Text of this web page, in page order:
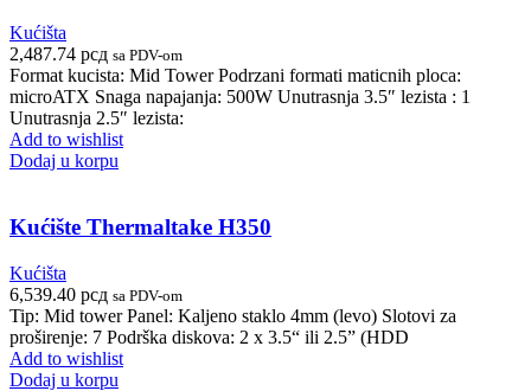
Kućišta
2,487.74 рсд sa PDV-om
Format kucista: Mid Tower Podrzani formati maticnih ploca:
microATX Snaga napajanja: 500W Unutrasnja 3.5″ lezista : 1
Unutrasnja 2.5″ lezista:
Add to wishlist
Dodaj u korpu
Kućište Thermaltake H350
Kućišta
6,539.40 рсд sa PDV-om
Tip: Mid tower Panel: Kaljeno staklo 4mm (levo) Slotovi za
proširenje: 7 Podrška diskova: 2 x 3.5“ ili 2.5” (HDD
Add to wishlist
Dodaj u korpu